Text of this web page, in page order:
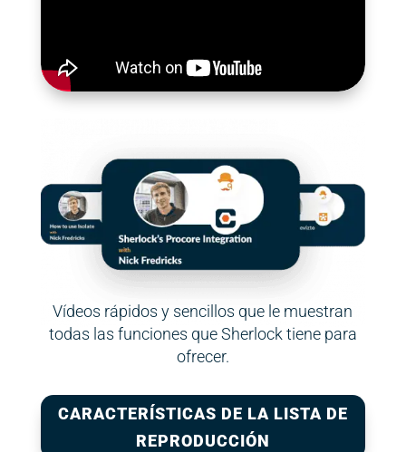
Vídeos rápidos y sencillos que le muestran
todas las funciones que Sherlock tiene para
ofrecer.
CARACTERÍSTICAS DE LA LISTA DE
REPRODUCCIÓN